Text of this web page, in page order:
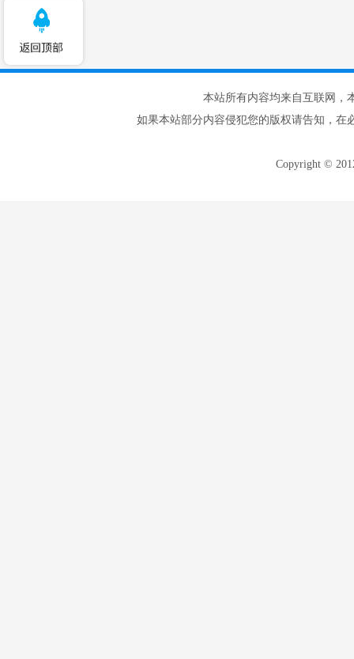
本站所有内容均来自互联网，
如果本站部分内容侵犯您的版权请告知，在
Copyright ©